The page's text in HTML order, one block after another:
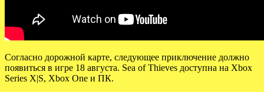
Согласно дорожной карте, следующее приключение должно
появиться в игре 18 августа. Sea of Thieves доступна на Xbox
Series X|S, Xbox One и ПК.